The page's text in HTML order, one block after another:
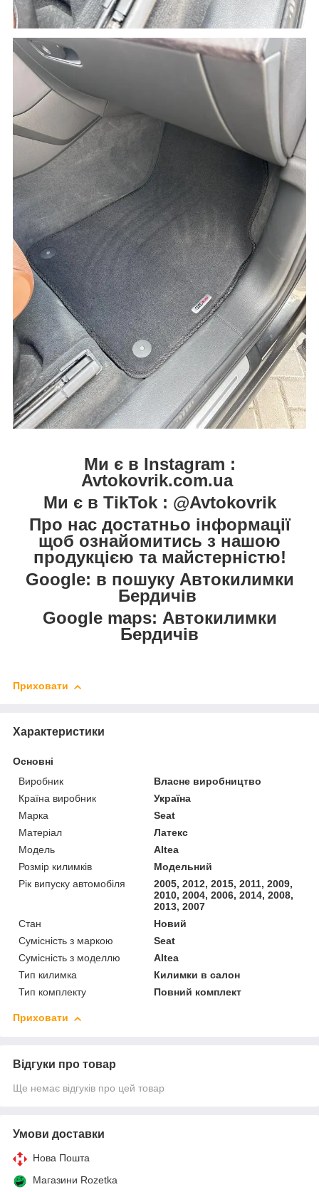
Ми є в Instagram :
Avtokovrik.com.ua
Ми є в TikTok : @Avtokovrik
Про нас достатньо інформації
щоб ознайомитись з нашою
продукцією та майстерністю!
Google: в пошуку Автокилимки
Бердичів
Google maps: Автокилимки
Бердичів
Приховати
Характеристики
Основні
Виробник
Власне виробництво
Країна виробник
Україна
Марка
Seat
Матеріал
Латекс
Модель
Altea
Розмір килимків
Модельний
Рік випуску автомобіля
2005, 2012, 2015, 2011, 2009,
2010, 2004, 2006, 2014, 2008,
2013, 2007
Стан
Новий
Сумісність з маркою
Seat
Сумісність з моделлю
Altea
Тип килимка
Килимки в салон
Тип комплекту
Повний комплект
Приховати
Відгуки про товар
Ще немає відгуків про цей товар
Умови доставки
Нова Пошта
Магазини Rozetka